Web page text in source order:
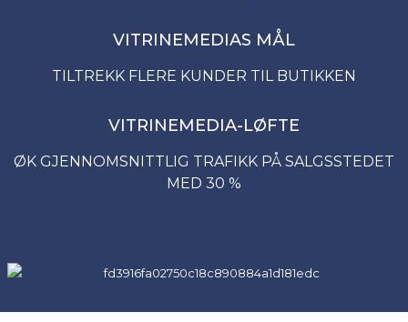
VITRINEMEDIAS MÅL
TILTREKK FLERE KUNDER TIL BUTIKKEN
VITRINEMEDIA-LØFTE
ØK GJENNOMSNITTLIG TRAFIKK PÅ SALGSSTEDET
MED 30 %